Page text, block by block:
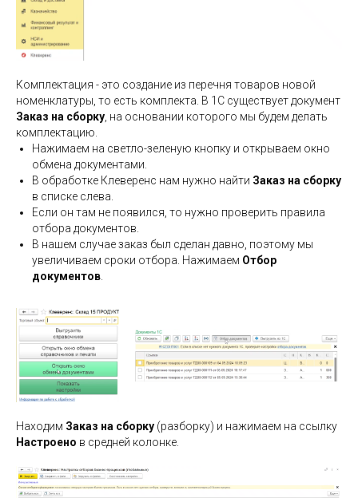
Комплектация - это создание из перечня товаров новой
номенклатуры, то есть комплекта. В 1С существует документ
Заказ на сборку , на основании которого мы будем делать
комплектацию.
Нажимаем на светло-зеленую кнопку и открываем окно
обмена документами.
В обработке Клеверенс нам нужно найти Заказ на сборку
в списке слева.
Если он там не появился, то нужно проверить правила
отбора документов.
В нашем случае заказ был сделан давно, поэтому мы
увеличиваем сроки отбора. Нажимаем Отбор
документов
Находим Заказ на сборку (разборку) и нажимаем на ссылку
Настроено в средней колонке.